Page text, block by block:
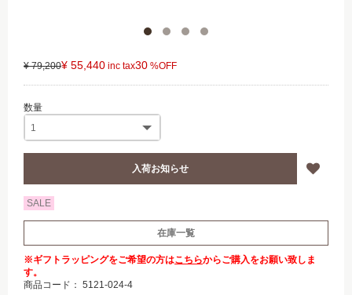
¥ 79,200¥ 55,440 30
SALE
在庫一覧
※ギフトラッピングをご希望の方はこちらからご購入をお願い致しま
す。
商品コード： 5121-024-4